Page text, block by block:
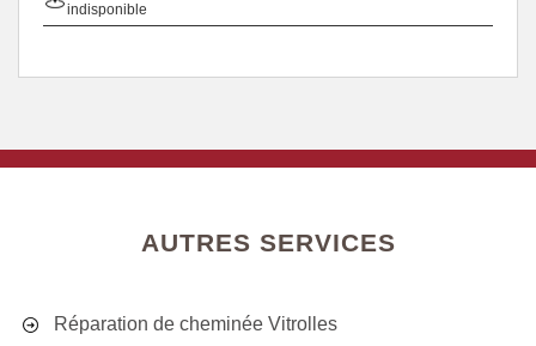
indisponible
AUTRES SERVICES
Réparation de cheminée Vitrolles